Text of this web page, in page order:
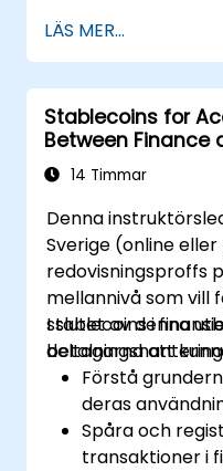
LÄS MER...
Stablecoins for
Between Finance
14 Timmar
Denna
Sverige (online
redovisningsproffs
mellannivå som vill
stablecoins i
I slutet av denna
deltagarna att
Förstå
deras
Spåra och
transaktioner i